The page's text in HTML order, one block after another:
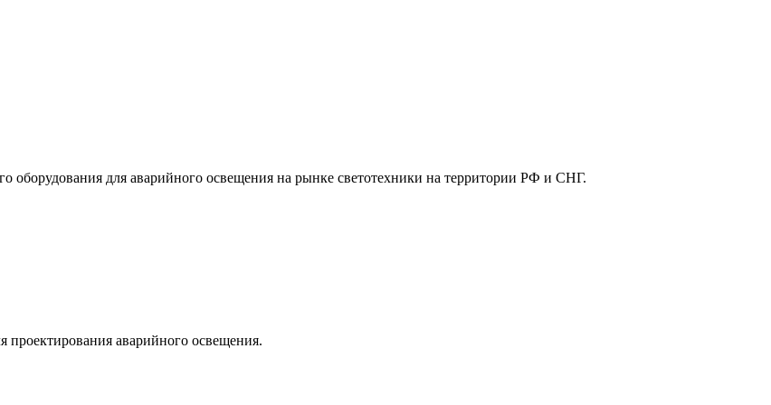
оборудования для аварийного освещения на рынке светотехники на территории РФ и СНГ.
проектирования аварийного освещения.